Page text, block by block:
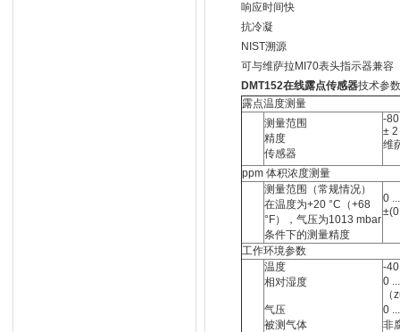
响应时间快
抗冷凝
NIST溯源
可与维萨拉MI70表头指示器兼容
DMT152在线露点传感器技术参数
露点温度测量
测量范围
精度
传感器
-80
± 2
维
ppm 体积浓度测量
测量范围（常规情况）
在温度为+20 °C（+68
°F），气压为1013 mbar
条件下的测量精度
0
工作环境参数
温度
相对湿度
气压
被测气体
-
0
0
非